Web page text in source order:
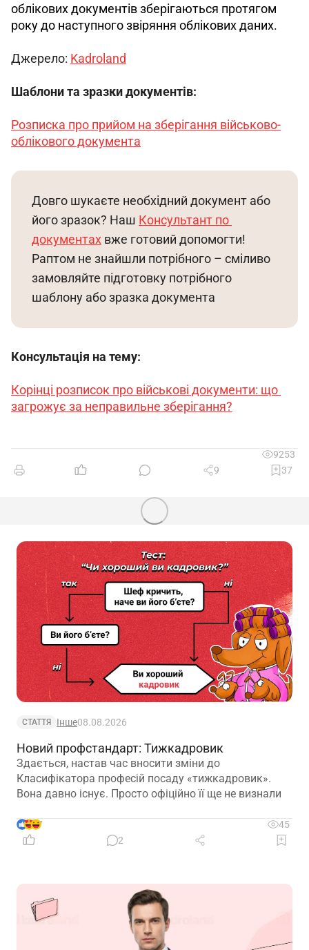
облікових документів зберігаються протягом
року до наступного звіряння облікових даних.
Джерело: Kadroland
Шаблони та зразки документів:
Розписка про прийом на зберігання військово-
облікового документа
Довго шукаєте необхідний документ або
його зразок? Наш Консультант по
документах вже готовий допомогти!
Раптом не знайшли потрібного – сміливо
замовляйте підготовку потрібного
шаблону або зразка документа
Консультація на тему:
Корінці розписок про військові документи: що
загрожує за неправильне зберігання?
9253
9
37
СТАТТЯ Інше08.08.2026
Новий профстандарт: Тижкадровик
Здається, настав час вносити зміни до
Класифікатора професій посаду «тижкадровик».
Вона давно існує. Просто офіційно її ще не визнали
7
45
2